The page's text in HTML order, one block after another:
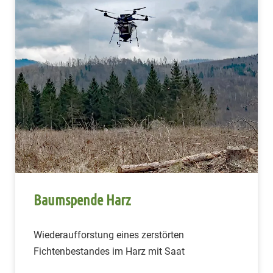
Baumspende Harz
Wiederaufforstung eines zerstörten
Fichtenbestandes im Harz mit Saat